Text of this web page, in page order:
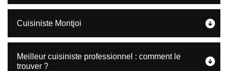
Cuisiniste Montjoi
Meilleur cuisiniste professionnel : comment le
trouver ?